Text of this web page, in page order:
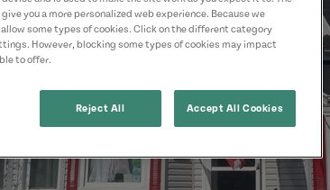
you a more personalized web experience. Because we
some types of cookies. Click on the different category
However, blocking some types of cookies may impact
to offer.
Reject All Accept All Cookies